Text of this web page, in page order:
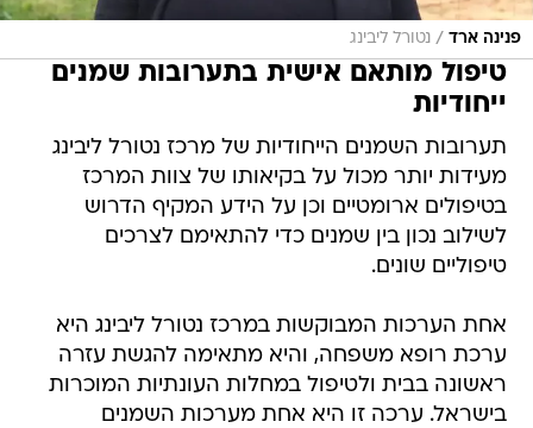
פנינה ארד / נטורל ליבינג
טיפול מותאם אישית בתערובות שמנים
ייחודיות
תערובות השמנים הייחודיות של מרכז נטורל ליבינג
מעידות יותר מכול על בקיאותו של צוות המרכז
בטיפולים ארומטיים וכן על הידע המקיף הדרוש
לשילוב נכון בין שמנים כדי להתאימם לצרכים
טיפוליים שונים.
אחת הערכות המבוקשות במרכז נטורל ליבינג היא
ערכת רופא משפחה, והיא מתאימה להגשת עזרה
ראשונה בבית ולטיפול במחלות העונתיות המוכרות
בישראל. ערכה זו היא אחת מערכות השמנים